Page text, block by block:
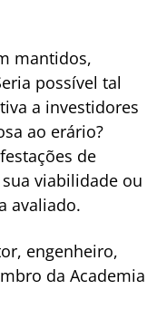
mantidos,
possível tal
a investidores
ao erário?
de
viabilidade ou
avaliado.
engenheiro,
da Academia